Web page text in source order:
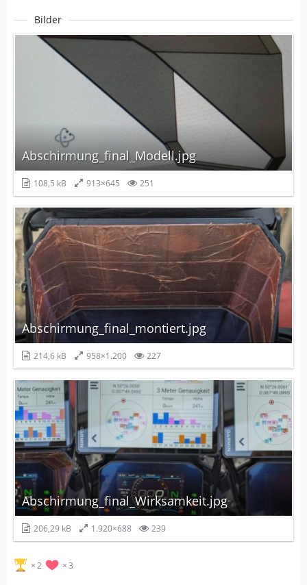
Bilder
Abschirmung_final_Modell.jpg
108,5 kB 913×645 251
Abschirmung_final_montiert.jpg
214,6 kB 958×1.200 227
Abschirmung_final_Wirksamkeit.jpg
206,29 kB 1.920×688 239
2 3